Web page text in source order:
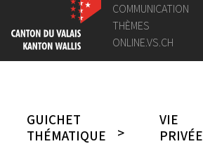
COMMUNICATION
THÈMES
ONLINE.VS.CH
GUICHET
THÉMATIQUE
VIE
PRIVÉE